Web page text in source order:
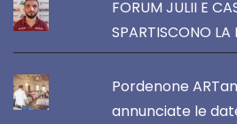
FORUM JULII E
SPARTISCONO LA
Pordenone
annunciate le